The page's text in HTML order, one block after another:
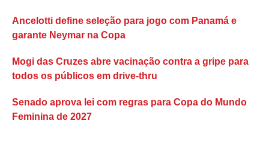
Ancelotti define seleção para jogo com Panamá e
garante Neymar na Copa
Mogi das Cruzes abre vacinação contra a gripe para
todos os públicos em drive-thru
Senado aprova lei com regras para Copa do Mundo
Feminina de 2027